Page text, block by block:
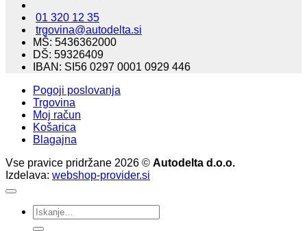
01 320 12 35
trgovina@autodelta.si
MŠ: 5436362000
DŠ: 59326409
IBAN: SI56 0297 0001 0929 446
Pogoji poslovanja
Trgovina
Moj račun
Košarica
Blagajna
Vse pravice pridržane 2026 © Autodelta d.o.o.
Izdelava: webshop-provider.si
Išči: